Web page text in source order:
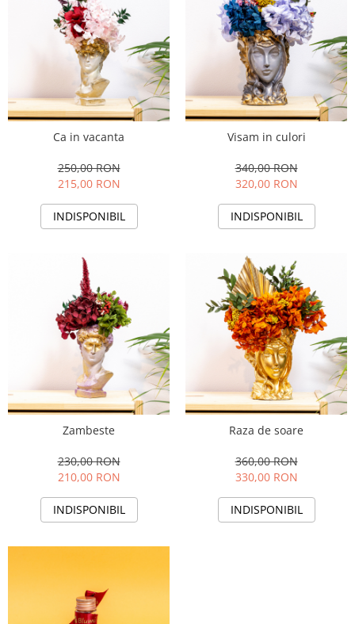
Ca in vacanta
250,00 RON
215,00 RON
INDISPONIBIL
Visam in culori
340,00 RON
320,00 RON
INDISPONIBIL
Zambeste
230,00 RON
210,00 RON
INDISPONIBIL
Raza de soare
360,00 RON
330,00 RON
INDISPONIBIL